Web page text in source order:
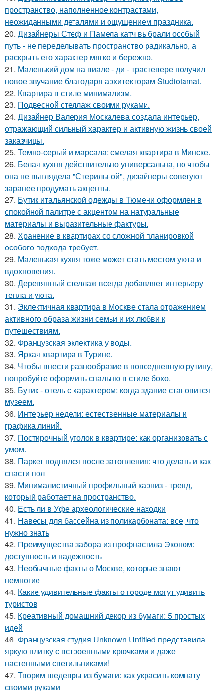
пространство, наполненное контрастами,
неожиданными деталями и ощущением праздника.
20. Дизайнеры Стеф и Памела катч выбрали особый
путь - не переделывать пространство радикально, а
раскрыть его характер мягко и бережно.
21. Маленький дом на виале - ди - трастевере получил
новое звучание благодаря архитекторам Studiotamat.
22. Квартира в стиле минимализм.
23. Подвесной стеллаж своими руками.
24. Дизайнер Валерия Москалева создала интерьер,
отражающий сильный характер и активную жизнь своей
заказчицы.
25. Темно-серый и марсала: смелая квартира в Минске.
26. Белая кухня действительно универсальна, но чтобы
она не выглядела "Стерильной", дизайнеры советуют
заранее продумать акценты.
27. Бутик итальянской одежды в Тюмени оформлен в
спокойной палитре с акцентом на натуральные
материалы и выразительные фактуры.
28. Хранение в квартирах со сложной планировкой
особого подхода требует.
29. Маленькая кухня тоже может стать местом уюта и
вдохновения.
30. Деревянный стеллаж всегда добавляет интерьеру
тепла и уюта.
31. Эклектичная квартира в Москве стала отражением
активного образа жизни семьи и их любви к
путешествиям.
32. Французская эклектика у воды.
33. Яркая квартира в Турине.
34. Чтобы внести разнообразие в повседневную рутину,
попробуйте оформить спальню в стиле бохо.
35. Бутик - отель с характером: когда здание становится
музеем.
36. Интерьер недели: естественные материалы и
графика линий.
37. Постирочный уголок в квартире: как организовать с
умом.
38. Паркет поднялся после затопления: что делать и как
спасти пол
39. Минималистичный профильный карниз - тренд,
который работает на пространство.
40. Есть ли в Уфе археологические находки
41. Навесы для бассейна из поликарбоната: все, что
нужно знать
42. Преимущества забора из профнастила Эконом:
доступность и надежность
43. Необычные факты о Москве, которые знают
немногие
44. Какие удивительные факты о городе могут удивить
туристов
45. Креативный домашний декор из бумаги: 5 простых
идей
46. Французская студия Unknown Untitled представила
яркую плитку с встроенными крючками и даже
настенными светильниками!
47. Творим шедевры из бумаги: как украсить комнату
своими руками